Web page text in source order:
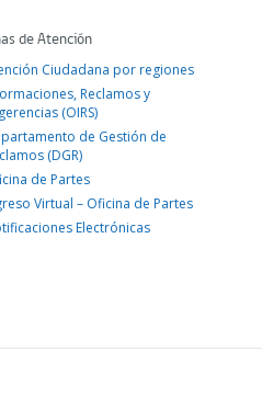
de Atención
Ciudadana por regiones
Reclamos y
(OIRS)
de Gestión de
(DGR)
de Partes
Virtual – Oficina de Partes
Electrónicas